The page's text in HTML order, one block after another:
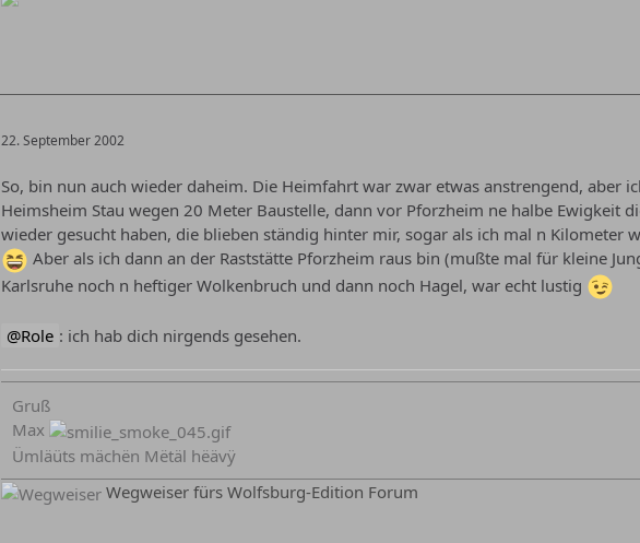
22. September 2002
So, bin nun auch wieder daheim. Die Heimfahrt war zwar etwas anstrengend, aber
Heimsheim Stau wegen 20 Meter Baustelle, dann vor Pforzheim ne halbe Ewigkeit
wieder gesucht haben, die blieben ständig hinter mir, sogar als ich mal n Kilometer
Aber als ich dann an der Raststätte Pforzheim raus bin (mußte mal für kleine
Karlsruhe noch n heftiger Wolkenbruch und dann noch Hagel, war echt lustig
Role : ich hab dich nirgends gesehen.
Gruß
Max
Ümläüts mächën Mëtäl hëävÿ
Wegweiser fürs Wolfsburg-Edition Forum